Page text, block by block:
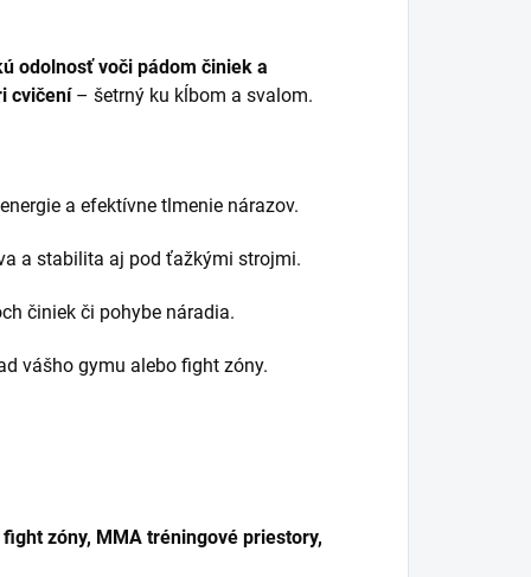
odolnosť voči pádom činiek a
cvičení– šetrný ku kĺbom a svalom.
a efektívne tlmenie nárazov.
a stabilita aj pod ťažkými strojmi.
činiek či pohybe náradia.
vášho gymu alebo fight zóny.
zóny, MMA tréningové priestory,